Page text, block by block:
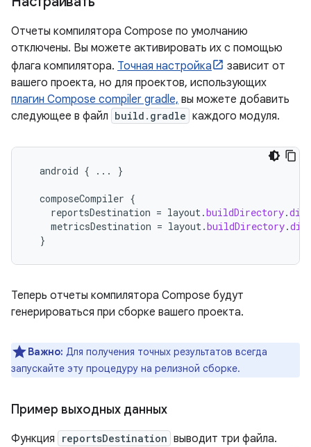
Отчеты компилятора Compose по умолчанию
отключены. Вы можете активировать их с помощью
флага компилятора. Точная настройка
зависит от
вашего проекта, но для проектов, использующих
плагин Compose compiler gradle, вы можете добавить
следующее в файл build.gradle каждого модуля.
android { ... }
composeCompiler {
reportsDestination = layout .buildDirectory.dir
metricsDestination = layout .buildDirectory.dir
}
Теперь отчеты компилятора Compose будут
генерироваться при сборке вашего проекта.
Важно: Для получения точных результатов всегда
запускайте эту процедуру на релизной сборке.
Пример выходных данных
Функция reportsDestination выводит три файла.